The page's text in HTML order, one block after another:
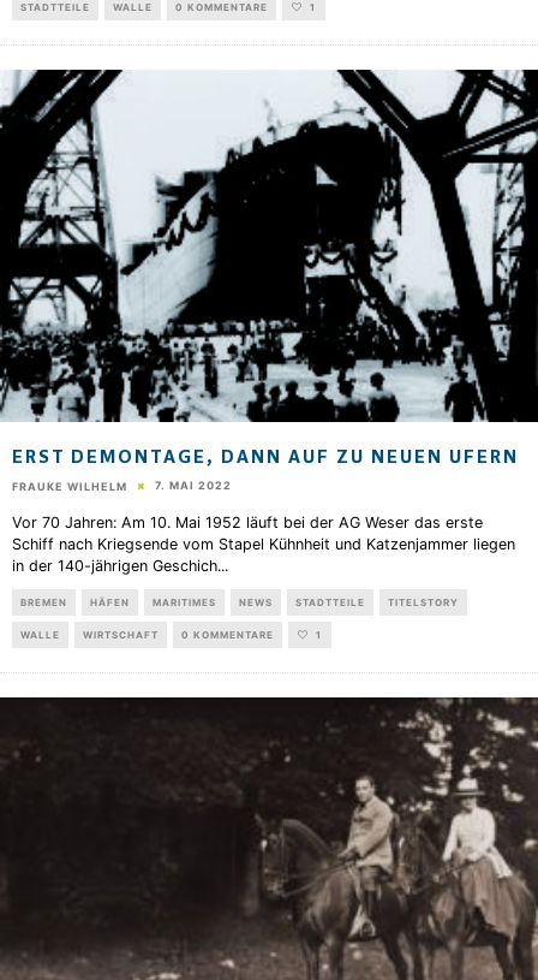
STADTTEILE WALLE 0 KOMMENTARE 1
ERST DEMONTAGE, DANN AUF ZU NEUEN UFERN
FRAUKE WILHELM 7. MAI 2022
Vor 70 Jahren: Am 10. Mai 1952 läuft bei der AG Weser das erste
Schiff nach Kriegsende vom Stapel Kühnheit und Katzenjammer liegen
in der 140-jährigen Geschich...
BREMEN HÄFEN MARITIMES NEWS STADTTEILE TITELSTORY
WALLE WIRTSCHAFT 0 KOMMENTARE 1